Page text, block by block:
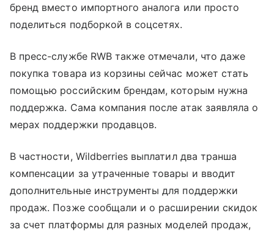
бренд вместо импортного аналога или просто
поделиться подборкой в соцсетях.
В пресс-службе RWB также отмечали, что даже
покупка товара из корзины сейчас может стать
помощью российским брендам, которым нужна
поддержка. Сама компания после атак заявляла о
мерах поддержки продавцов.
В частности, Wildberries выплатил два транша
компенсации за утраченные товары и вводит
дополнительные инструменты для поддержки
продаж. Позже сообщали и о расширении скидок
за счет платформы для разных моделей продаж,